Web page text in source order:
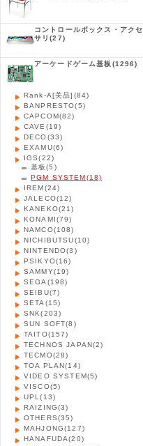
コントロールボックス・アクセ
サリ(27)
アーケードゲーム基板 (1296)
Rank-A[美品] (84)
BANPRESTO(5)
CAPCOM(82)
CAVE (19)
DECO(33)
EXAMU(6)
IGS(22)
基板(5)
PGM SYSTEM(18)
IREM(24)
JALECO(12)
KANEKO(21)
KONAMI(79)
NAMCO(108)
NICHIBUTSU(10)
NINTENDO(3)
PSIKYO(16)
SAMMY(19)
SEGA (198)
SEIBU(7)
SETA (15)
SNK(203)
SUN SOFT(8)
TAITO(157)
TECHNOS JAPAN(2)
TECMO(28)
TOA PLAN(14)
VIDEO SYSTEM(5)
VISCO(5)
UPL(13)
RAIZING(3)
OTHERS(35)
MAHJONG(127)
HANAFUDA(20)